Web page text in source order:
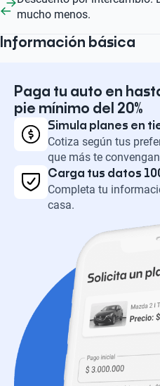
mucho menos.
Información básica
Paga tu auto en
pie mínimo del 20%
Simula planes en
Cotiza según tus
que más te
Carga tus datos
Completa tu
casa.